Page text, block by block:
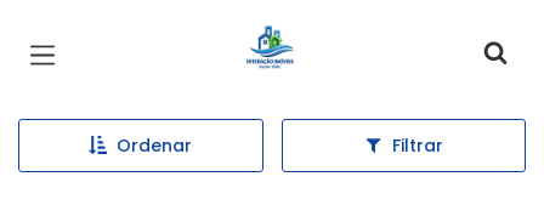
Página inicial
Ordenar Filtrar